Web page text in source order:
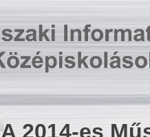
A 2014-es